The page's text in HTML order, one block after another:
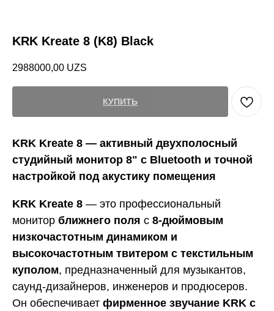
KRK Kreate 8 (K8) Black
2988000,00 UZS
КУПИТЬ
KRK Kreate 8 — активный двухполосный
студийный монитор 8" с Bluetooth и точной
настройкой под акустику помещения
KRK Kreate 8 — это профессиональный
монитор ближнего поля с 8-дюймовым
низкочастотным динамиком и
высокочастотным твитером с текстильным
куполом, предназначенный для музыкантов,
саунд-дизайнеров, инженеров и продюсеров.
Он обеспечивает фирменное звучание KRK с